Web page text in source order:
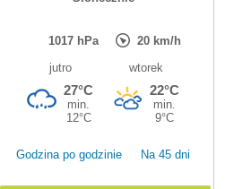
Godzina po godzinie Na 45 dni